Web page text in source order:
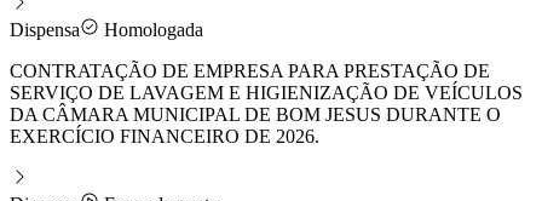
Dispensa
Homologada
CONTRATAÇÃO DE EMPRESA PARA PRESTAÇÃO DE
SERVIÇO DE LAVAGEM E HIGIENIZAÇÃO DE VEÍCULOS
DA CÂMARA MUNICIPAL DE BOM JESUS DURANTE O
EXERCÍCIO FINANCEIRO DE 2026.